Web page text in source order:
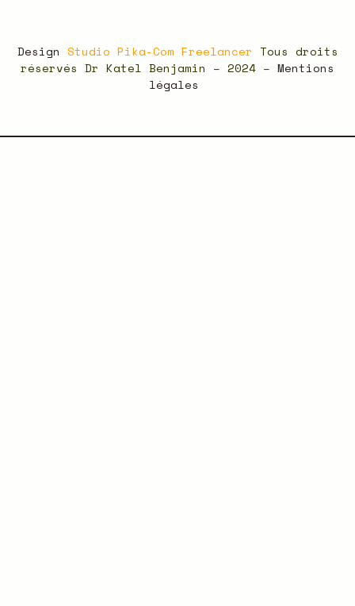
Design Studio Pika-Com Freelancer Tous droits
réservés Dr Katel Benjamin – 2024 – Mentions
légales